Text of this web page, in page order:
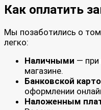
Как оплатить
Мы позаботились о
легко:
Наличными — при
магазине.
Банковской
оформлении
Наложенным